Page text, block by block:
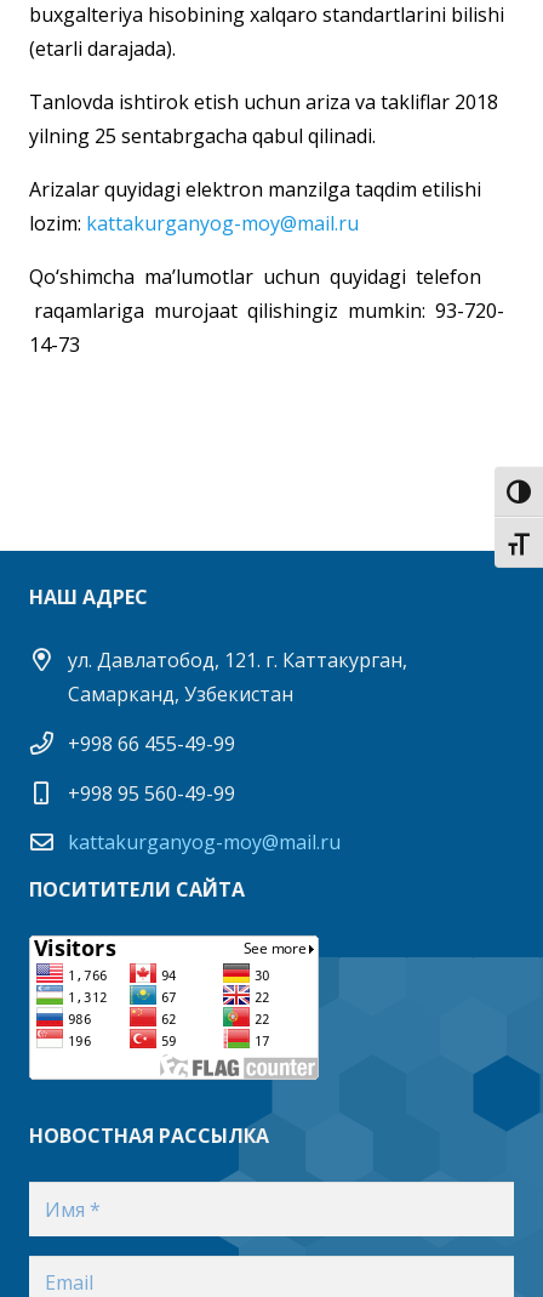
buxgalteriya hisobining xalqaro standartlarini bilishi
(etarli darajada).
Tanlovda ishtirok etish uchun ariza va takliflar 2018
yilning 25 sentаbrgacha qabul qilinadi.
Arizalar quyidagi elektron manzilga taqdim etilishi
lozim: kattakurganyog-moy@mail.ru
Qo‘shimcha ma’lumotlar uchun quyidagi telefon
raqamlariga murojaat qilishingiz mumkin: 93-720-
14-73
НАШ АДРЕС
ул. Давлатобод, 121. г. Каттакурган,
Самарканд, Узбекистан
+998 66 455-49-99
+998 95 560-49-99
kattakurganyog-moy@mail.ru
ПОСИТИТЕЛИ САЙТА
НОВОСТНАЯ РАССЫЛКА